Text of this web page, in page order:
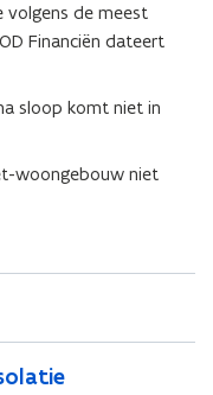
volgens de meest
Financiën dateert
sloop komt niet in
woongebouw niet